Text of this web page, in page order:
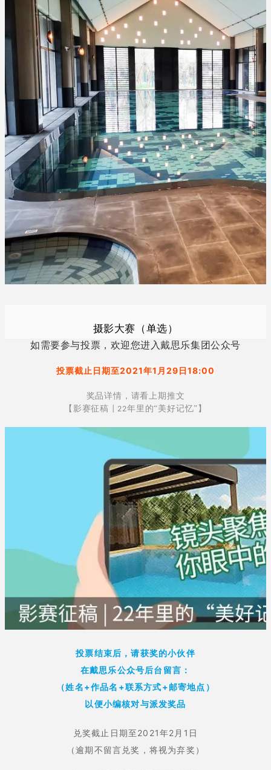
摄影大赛（单选）
如需要参与投票，欢迎您进入戴思乐集团公众号
投票截止日期至2021年1月29日18:00
奖品详情，请看上期推文
【影赛征稿
| 22年里的“美好记忆”】
投票结束后，请获奖的小伙伴
在戴思乐公众号后台留言：
（姓名+作品名+联系方式+邮寄地点）
以便小编核对与派发奖品
兑奖截止日期至2021年2月1日
（逾期不留言兑奖，将视为弃奖）